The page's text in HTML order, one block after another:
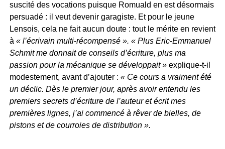
suscité des vocations puisque Romuald en est désormais
persuadé : il veut devenir garagiste. Et pour le jeune
Lensois, cela ne fait aucun doute : tout le mérite en revient
à « l’écrivain multi-récompensé ». « Plus Eric-Emmanuel
Schmit me donnait de conseils d’écriture, plus ma
passion pour la mécanique se développait »explique-t-il
modestement, avant d’ajouter : « Ce cours a vraiment été
un déclic. Dès le premier jour, après avoir entendu les
premiers secrets d’écriture de l’auteur et écrit mes
premières lignes, j’ai commencé à rêver de bielles, de
pistons et de courroies de distribution ».